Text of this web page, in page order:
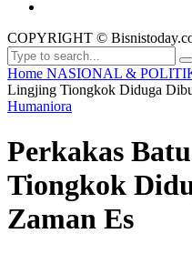
COPYRIGHT ©
Home NASIONAL &
Lingjing Tiongkok Diduga
Humaniora
Perkakas
Tiongkok
Zaman Es